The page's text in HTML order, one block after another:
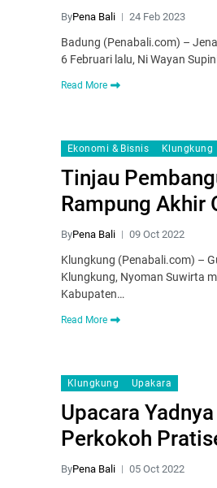
ByPena Bali 24 Feb 2023
Badung (Penabali.com) –
6 Februari lalu, Ni Wayan
Read More
Ekonomi & Bisnis Klungkung
Tinjau
Rampung Akhir
ByPena Bali 09 Oct 2022
Klungkung (Penabali.com) –
Klungkung, Nyoman Suwirta
Kabupaten…
Read More
Klungkung Upakara
Upacara
Perkokoh
ByPena Bali 05 Oct 2022